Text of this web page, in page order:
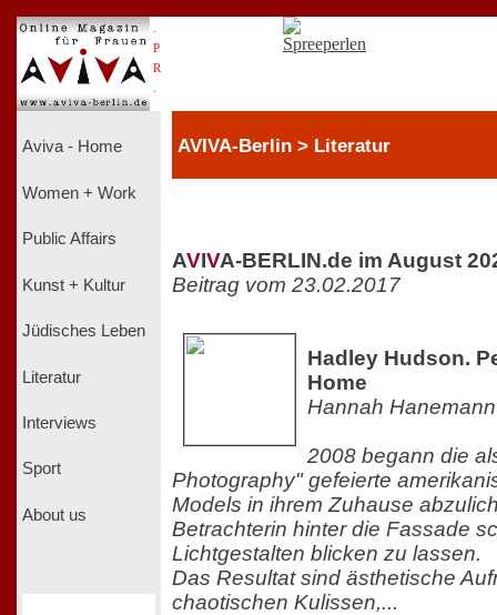
P
R
Aviva - Home
Women + Work
Public Affairs
Kunst + Kultur
Jüdisches Leben
Literatur
Interviews
Sport
About us
AVIVA-Berlin > Literatur
AVIVA-BERLIN.de im August
Beitrag vom 23.02.2017
Hadley Hudson.
Home
Hannah Hanemann
2008 begann die
Photography" gefeierte
Models in ihrem Zuhause
Betrachterin hinter die Fassade
Lichtgestalten blicken zu lassen.
Das Resultat sind ästhetische
chaotischen Kulissen,...